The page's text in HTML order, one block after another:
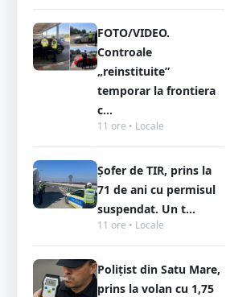
FOTO/VIDEO.
Controale
„reinstituite”
temporar la frontiera
c...
11 ore • Locale
Șofer de TIR, prins la
71 de ani cu permisul
suspendat. Un t...
11 ore • Locale
Polițist din Satu Mare,
prins la volan cu 1,75